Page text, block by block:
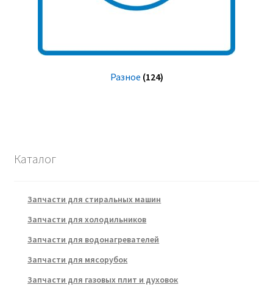
Разное (124)
Каталог
Запчасти для стиральных машин
Запчасти для холодильников
Запчасти для водонагревателей
Запчасти для мясорубок
Запчасти для газовых плит и духовок